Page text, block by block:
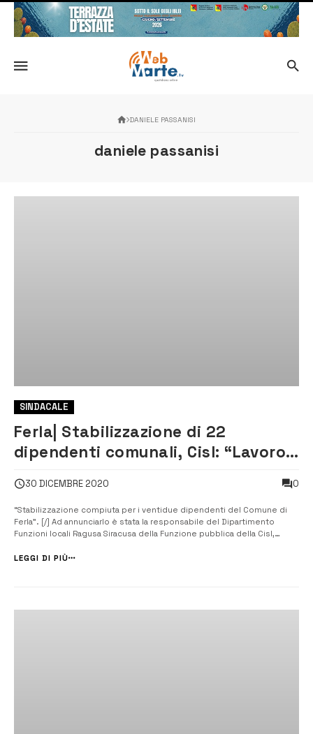
DANIELE PASSANISI
daniele passanisi
SINDACALE
Ferla| Stabilizzazione di 22
dipendenti comunali, Cisl: “Lavoro
30 DICEMBRE 2020 0
“Stabilizzazione compiuta per i ventidue dipendenti del Comune di
Ferla”. [/] Ad annunciarlo è stata la responsabile del Dipartimento
Funzioni locali Ragusa Siracusa della Funzione pubblica della Cisl,
“Con un lavoro di squadra eccezionale compiuto dalla Cisl e dal
LEGGI DI PIÙ